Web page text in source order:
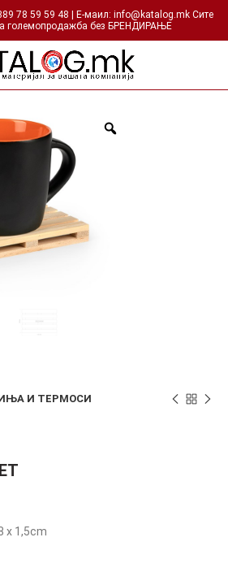
78 59 59 48 | Е-маил: info@katalog.mk Сите
големопродажба без БРЕНДИРАЊЕ
И ТЕРМОСИ
x 1,5cm